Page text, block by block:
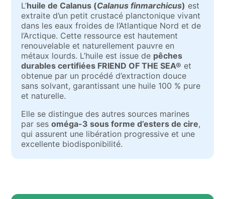
L’huile de Calanus (Calanus finmarchicus) est
extraite d’un petit crustacé planctonique vivant
dans les eaux froides de l’Atlantique Nord et de
l’Arctique. Cette ressource est hautement
renouvelable et naturellement pauvre en
métaux lourds. L’huile est issue de pêches
durables certifiées FRIEND OF THE SEA® et
obtenue par un procédé d’extraction douce
sans solvant, garantissant une huile 100 % pure
et naturelle.
Elle se distingue des autres sources marines
par sesoméga-3 sous forme d’esters de cire,
qui assurent une libération progressive et une
excellente biodisponibilité.